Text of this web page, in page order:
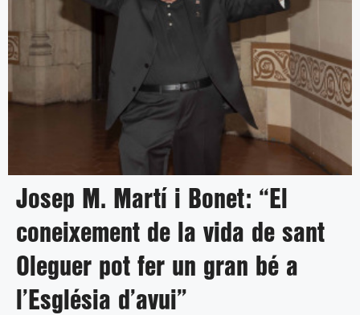
Josep M. Martí i Bonet: “El
coneixement de la vida de sant
Oleguer pot fer un gran bé a
l’Església d’avui”